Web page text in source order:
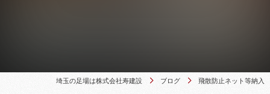
埼玉の足場は株式会社寿建設 ブログ 飛散防止ネット等納入